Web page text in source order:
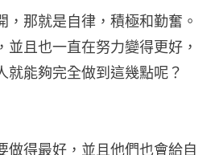
那就是自律，積極和勤奮。
且也一直在努力變得更好，
能夠完全做到這幾點呢？
得最好，並且他們也會給自